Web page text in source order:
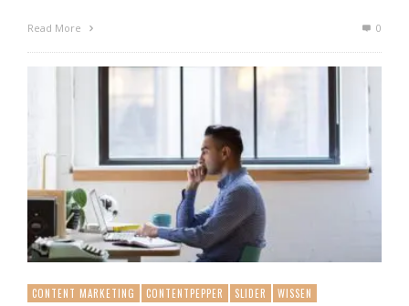
Read More 0
CONTENT MARKETING CONTENTPEPPER SLIDER WISSEN